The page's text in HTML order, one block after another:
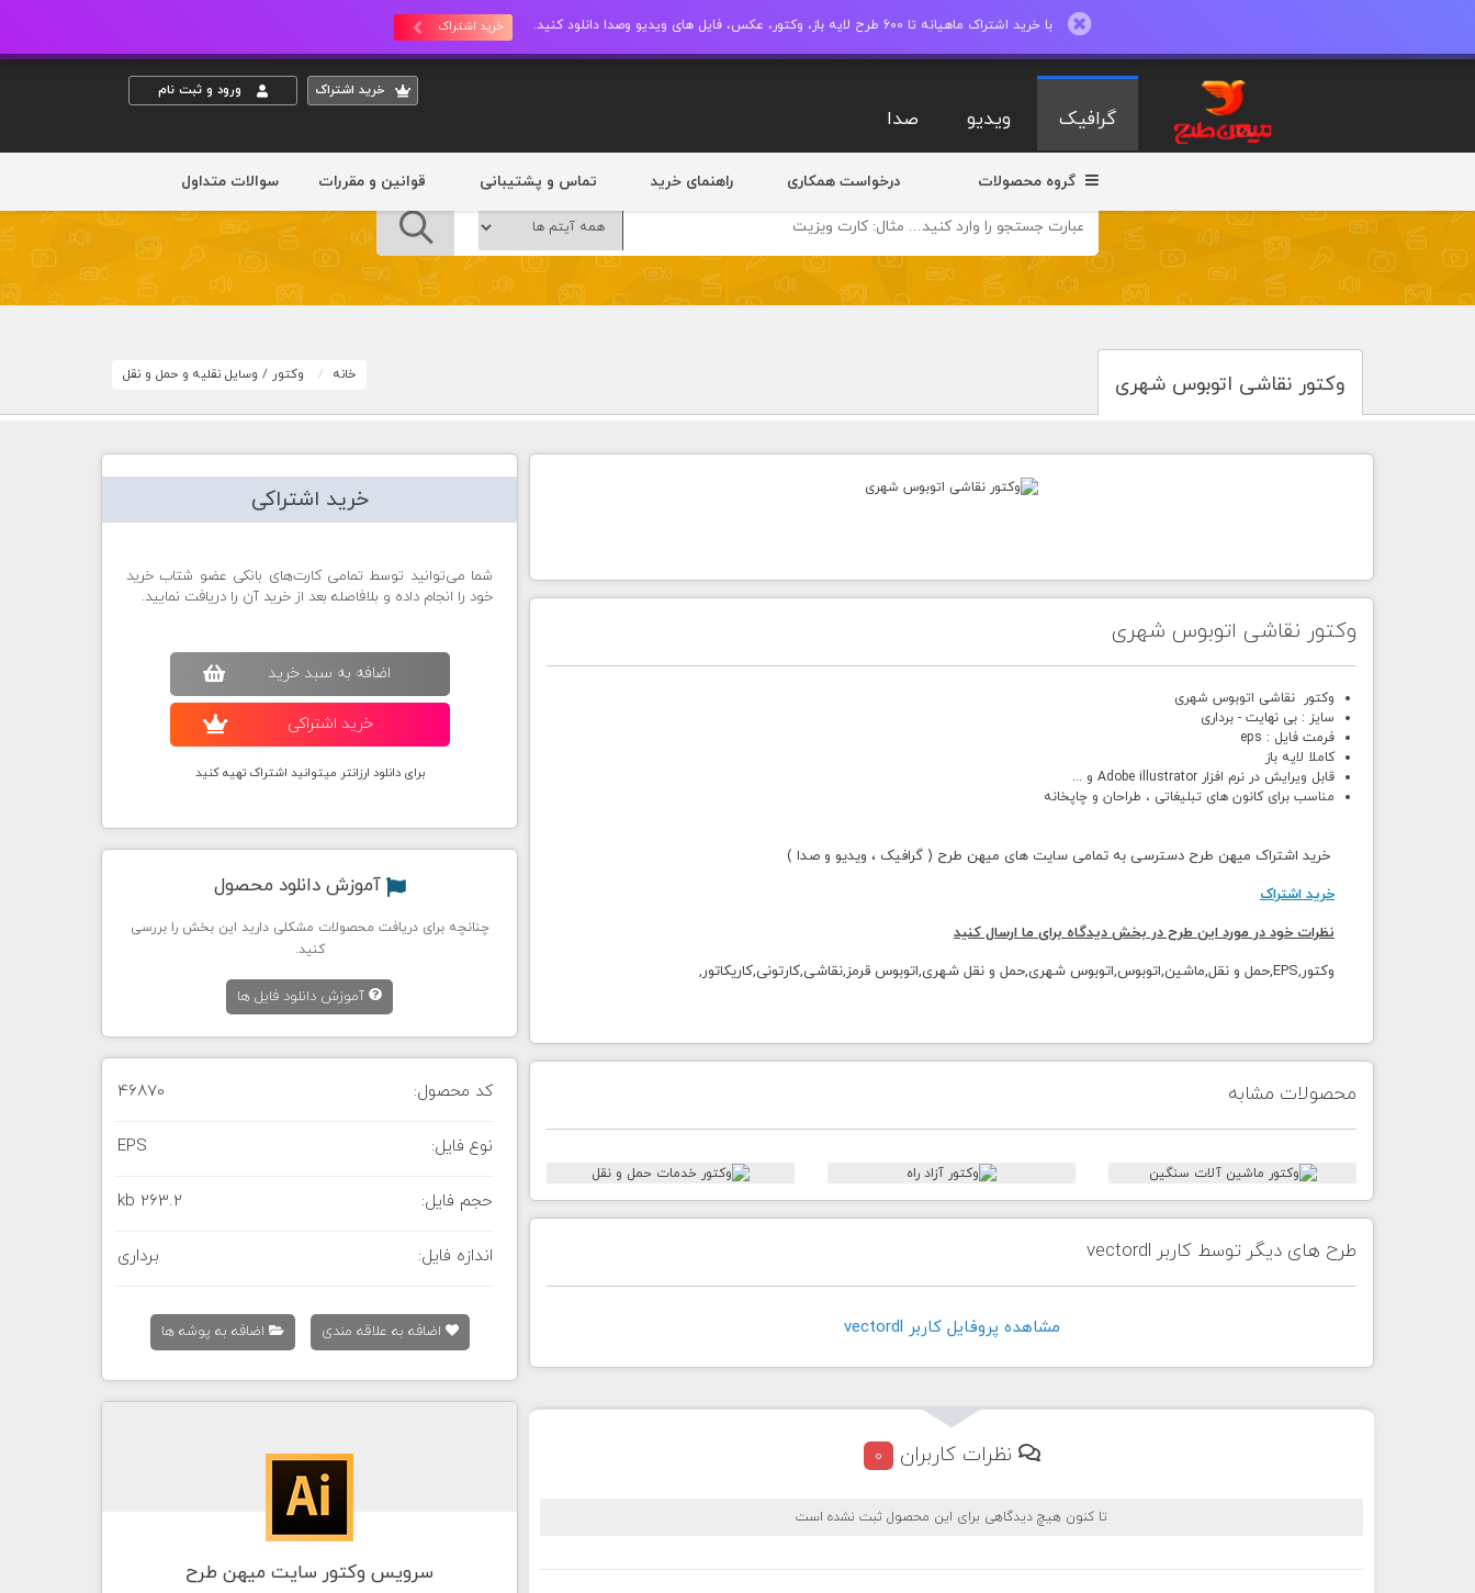
با خرید اشتراک ماهیانه تا 600 طرح لایه باز، وکتور، عکس، فایل های ویدیو وصدا دانلود کنید. خرید اشتراک
خريد اشتراک ورود و ثبت نام
گرافیک ویدیو صدا
گروه محصولات درخواست همکاری راهنمای خرید تماس و پشتیبانی قوانین و مقررات سوالات متداول
وکتور نقاشی اتوبوس شهری خانه وکتور / وسایل نقلیه و حمل و نقل
وکتور نقاشی اتوبوس شهری
وکتور نقاشی اتوبوس شهری
سایز : بی نهایت - برداری
فرمت فایل : eps
کاملا لایه باز
قابل ویرایش در نرم افزار Adobe illustrator و ...
مناسب برای کانون های تبلیغاتی ، طراحان و چاپخانه
خرید اشتراک میهن طرح دسترسی به تمامی سایت های میهن طرح ( گرافیک ، ویدیو و صدا )
خرید اشتراک
نظرات خود در مورد این طرح در بخش دیدگاه برای ما ارسال کنید
وکتور,EPS,حمل و نقل,ماشین,اتوبوس,اتوبوس شهری,حمل و نقل شهری,اتوبوس قرمز,نقاشی,کارتونی,کاریکاتور,
محصولات مشابه
طرح های دیگر توسط کاربر vectordl
مشاهده پروفايل کاربر vectordl
نظرات کاربران 0
تا کنون هیچ دیدگاهی برای این محصول ثبت نشده است
خرید اشتراکی
شما می‌توانید توسط تمامی کارت‌های بانکی عضو شتاب خرید
خود را انجام داده و بلافاصله بعد از خرید آن را دریافت نمایید.
اضافه به سبد خريد
خريد اشتراکی
برای دانلود ارزانتر میتوانید اشتراک تهیه کنید
آموزش دانلود محصول
چنانچه برای دریافت محصولات مشکلی دارید این بخش را بررسی
کنید.
آموزش دانلود فایل ها
کد محصول: 46870
نوع فایل: EPS
حجم فایل: 263.2 kb
اندازه فایل: برداری
اضافه به علاقه مندی اضافه به پوشه ها
سرویس وکتور سایت میهن طرح